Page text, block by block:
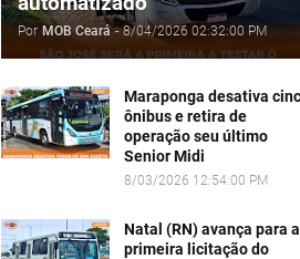
Por MOB Ceará - 8/04/2026 02:32:00 PM
Maraponga desativa
ônibus e retira de
operação seu último
Senior Midi
8/03/2026 12:54:00 PM
Natal (RN) avança para a
primeira licitação do